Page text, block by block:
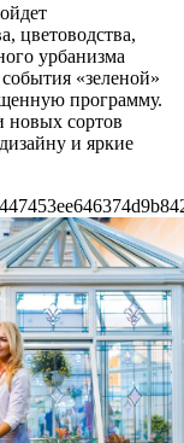
цветоводства,
урбанизма
«зеленой»
программу.
новых сортов
и яркие